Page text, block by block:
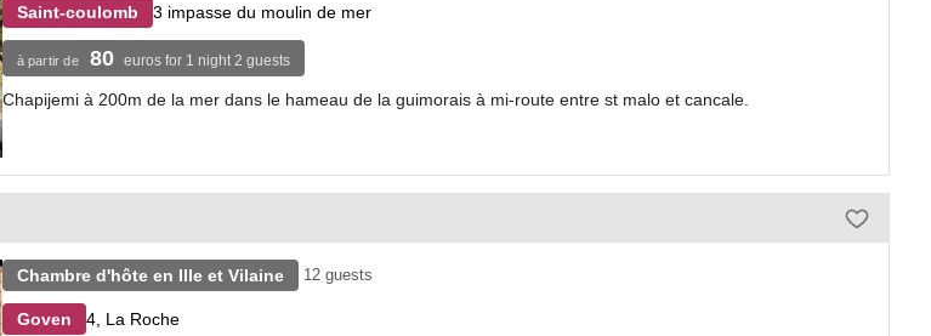
Saint-coulomb 3 impasse du moulin de mer
à partir de 80 euros for 1 night 2 guests
Chapijemi à 200m de la mer dans le hameau de la guimorais à mi-route entre st malo et cancale.
Chambre d'hôte en Ille et Vilaine 12 guests
Goven 4, La Roche